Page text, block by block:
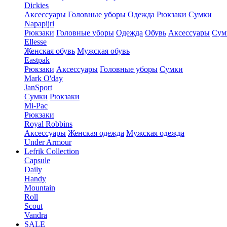
Dickies
Аксессуары Головные уборы Одежда Рюкзаки Сумки
Napapijri
Рюкзаки Головные уборы Одежда Обувь Аксессуары
Ellesse
Женская обувь Мужская обувь
Eastpak
Рюкзаки Аксессуары Головные уборы Сумки
Mark O'day
JanSport
Сумки Рюкзаки
Mi-Pac
Рюкзаки
Royal Robbins
Аксессуары Женская одежда Мужская одежда
Under Armour
Lefrik Collection
Capsule
Daily
Handy
Mountain
Roll
Scout
Vandra
SALE